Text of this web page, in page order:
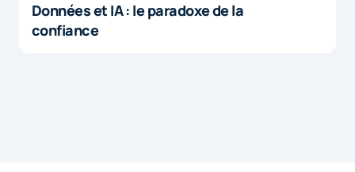
Données et IA : le paradoxe de la
confiance